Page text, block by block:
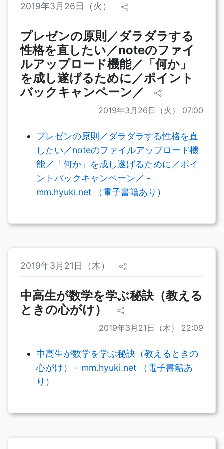
2019年3月26日（火）
プレゼンの原則／ダラダラする
性格を直したい／noteのファイ
ルアップロード機能／「何か」
を成し遂げるために／ポイント
バックキャンペーン／
2019年3月26日（火） 07:00
プレゼンの原則／ダラダラする性格を直
したい／noteのファイルアップロード機
能／「何か」を成し遂げるために／ポイ
ントバックキャンペーン／ -
mm.hyuki.net （電子書籍あり）
2019年3月21日（木）
中高生が数学を学ぶ秘訣（教える
ときの心がけ）
2019年3月21日（木） 22:09
中高生が数学を学ぶ秘訣（教えるときの
心がけ） - mm.hyuki.net （電子書籍あ
り）